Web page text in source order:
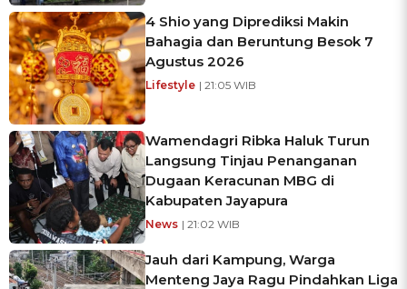
4 Shio yang Diprediksi Makin
Bahagia dan Beruntung Besok 7
Agustus 2026
Lifestyle | 21:05 WIB
Wamendagri Ribka Haluk Turun
Langsung Tinjau Penanganan
Dugaan Keracunan MBG di
Kabupaten Jayapura
News | 21:02 WIB
Jauh dari Kampung, Warga
Menteng Jaya Ragu Pindahkan Liga